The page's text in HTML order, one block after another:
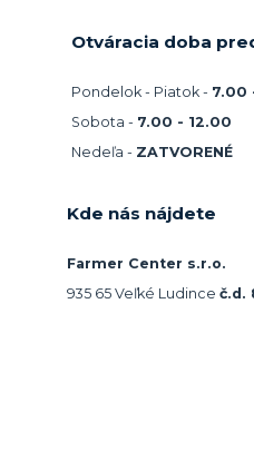
Otváracia doba
Pondelok - Piatok - 7.00
Sobota - 7.00 - 12.00
Nedeľa - ZATVORENÉ
Kde nás nájdete
Farmer Center s.r.o.
935 65 Veľké Ludince č.d.